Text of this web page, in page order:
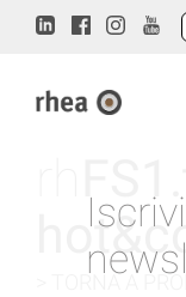
> TORNA A